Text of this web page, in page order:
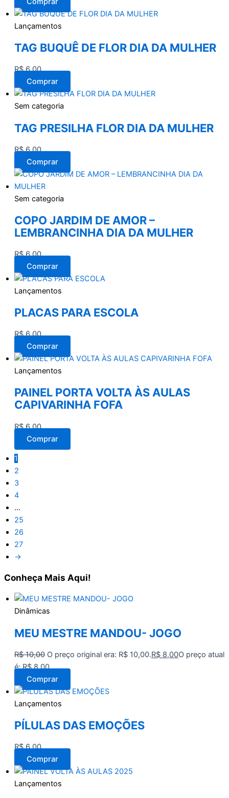
Lançamentos
TAG BUQUÊ DE FLOR DIA DA MULHER
R$6,00
Comprar
Sem categoria
TAG PRESILHA FLOR DIA DA MULHER
R$6,00
Comprar
Sem categoria
COPO JARDIM DE AMOR –
LEMBRANCINHA DIA DA MULHER
R$6,00
Comprar
Lançamentos
PLACAS PARA ESCOLA
R$6,00
Comprar
Lançamentos
PAINEL PORTA VOLTA ÀS AULAS
CAPIVARINHA FOFA
R$6,00
Comprar
1
2
3
4
…
25
26
27
→
Conheça Mais Aqui!
Dinâmicas
MEU MESTRE MANDOU- JOGO
R$10,00 O preço original era: R$ 10,00.R$ 8,00O preço atual
é: R$ 8,00.
Comprar
Lançamentos
PÍLULAS DAS EMOÇÕES
R$6,00
Comprar
Lançamentos